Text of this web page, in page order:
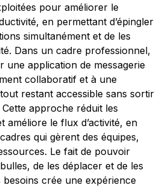
pour améliorer le
en permettant d’épingler
simultanément et de les
Dans un cadre professionnel,
une application de messagerie
collaboratif et à une
restant accessible sans sortir
approche réduit les
améliore le flux d’activité, en
qui gèrent des équipes,
Le fait de pouvoir
de les déplacer et de les
crée une expérience